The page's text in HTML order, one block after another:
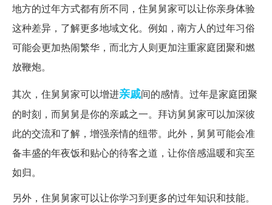
地方的过年方式都有所不同，住舅舅家可以让你亲身体验
这种差异，了解更多地域文化。例如，南方人的过年习俗
可能会更加热闹繁华，而北方人则更加注重家庭团聚和燃
放鞭炮。
其次，住舅舅家可以增进亲戚间的感情。过年是家庭团聚
的时刻，而舅舅是你的亲戚之一。拜访舅舅家可以加深彼
此的交流和了解，增强亲情的纽带。此外，舅舅可能会准
备丰盛的年夜饭和贴心的待客之道，让你倍感温暖和宾至
如归。
另外，住舅舅家可以让你学习到更多的过年知识和技能。